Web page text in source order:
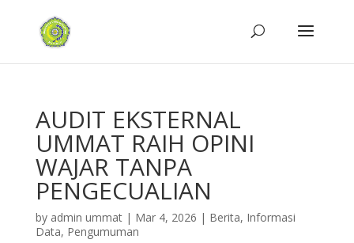
AUDIT EKSTERNAL
UMMAT RAIH OPINI
WAJAR TANPA
PENGECUALIAN
by admin ummat| Mar 4, 2026 | Berita, Informasi
Data, Pengumuman